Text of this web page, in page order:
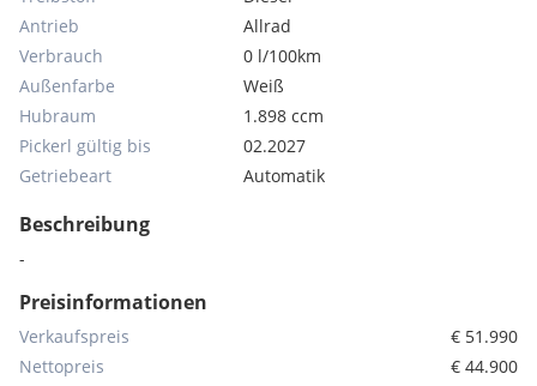
Antrieb
Allrad
Verbrauch
0 l/100km
Außenfarbe
Weiß
Hubraum
1.898 ccm
Pickerl gültig bis
02.2027
Getriebeart
Automatik
Beschreibung
-
Preisinformationen
Verkaufspreis
€ 51.990
Nettopreis
€ 44.900